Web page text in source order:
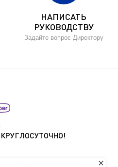
НАПИСАТЬ
РУКОВОДСТВУ
Задайте вопрос Директору
КРУГЛОСУТОЧНО!